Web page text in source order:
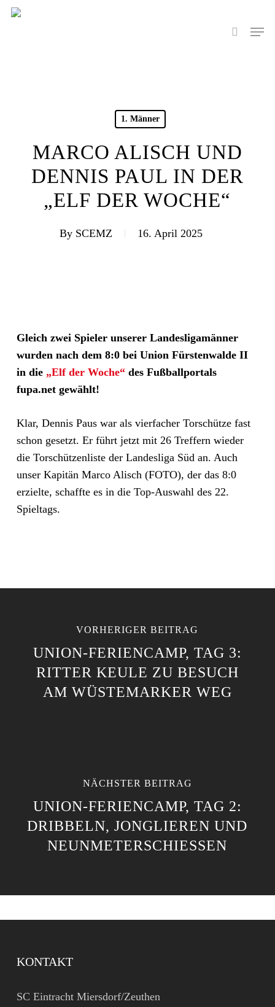
Skip
search
Menu
1. Männer
MARCO ALISCH UND
DENNIS PAUL IN DER
„ELF DER WOCHE“
By SCEMZ 16. April 2025
Gleich zwei Spieler unserer Landesligamänner
wurden nach dem 8:0 bei Union Fürstenwalde II
in die „Elf der Woche“des Fußballportals
fupa.net gewählt!
Klar, Dennis Paus war als vierfacher Torschütze fast
schon gesetzt. Er führt jetzt mit 26 Treffern wieder
die Torschützenliste der Landesliga Süd an. Auch
unser Kapitän Marco Alisch (FOTO), der das 8:0
erzielte, schaffte es in die Top-Auswahl des 22.
Spieltags.
VORHERIGER BEITRAG
UNION-FERIENCAMP, TAG 3:
RITTER KEULE ZU BESUCH
AM WÜSTEMARKER WEG
NÄCHSTER BEITRAG
UNION-FERIENCAMP, TAG 2:
DRIBBELN, JONGLIEREN UND
NEUNMETERSCHIESSEN
KONTAKT
SC Eintracht Miersdorf/Zeuthen